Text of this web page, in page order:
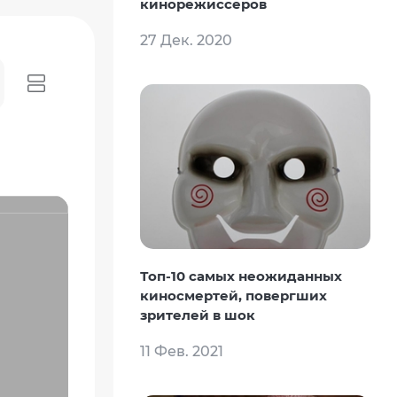
кинорежиссеров
27 Дек. 2020
Топ-10 самых неожиданных
киносмертей, повергших
зрителей в шок
11 Фев. 2021